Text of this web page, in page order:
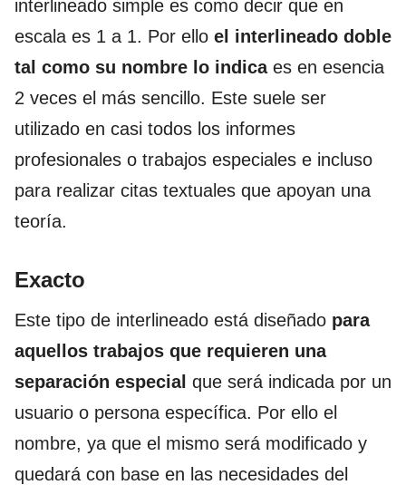
interlineado simple es como decir que en
escala es 1 a 1. Por ello el interlineado doble
tal como su nombre lo indica es en esencia
2 veces el más sencillo. Este suele ser
utilizado en casi todos los informes
profesionales o trabajos especiales e incluso
para realizar citas textuales que apoyan una
teoría.
Exacto
Este tipo de interlineado está diseñado para
aquellos trabajos que requieren una
separación especial que será indicada por un
usuario o persona específica. Por ello el
nombre, ya que el mismo será modificado y
quedará con base en las necesidades del